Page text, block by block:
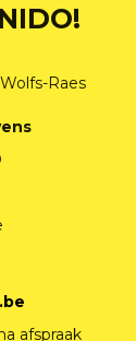
Raes
afspraak